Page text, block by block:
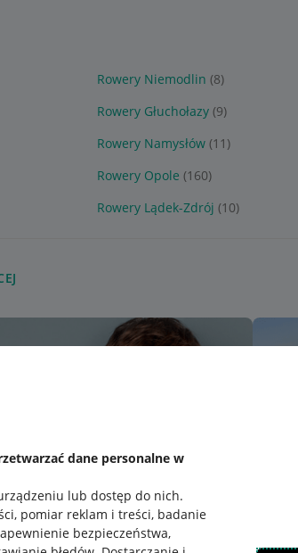
dane personalne w
lub dostęp do nich.
pomiar reklam i treści, badanie
bezpieczeństwa,
Rowery Niemodlin (8)
Rowery Głuchołazy (9)
Rowery Namysłów (11)
Rowery Opole (160)
Rowery Lądek-Zdrój (10)